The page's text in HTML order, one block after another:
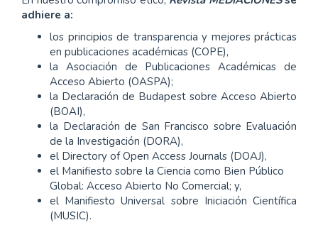
adhiere a:
los principios de transparencia y mejores prácticas
en publicaciones académicas (COPE),
la Asociación de Publicaciones Académicas de
Acceso Abierto (OASPA);
la Declaración de Budapest sobre Acceso Abierto
(BOAI),
la Declaración de San Francisco sobre Evaluación
de la Investigación (DORA),
el Directory of Open Access Journals (DOAJ),
el Manifiesto sobre la Ciencia como Bien Público
Global: Acceso Abierto No Comercial; y,
el Manifiesto Universal sobre Iniciación Científica
(MUSIC).